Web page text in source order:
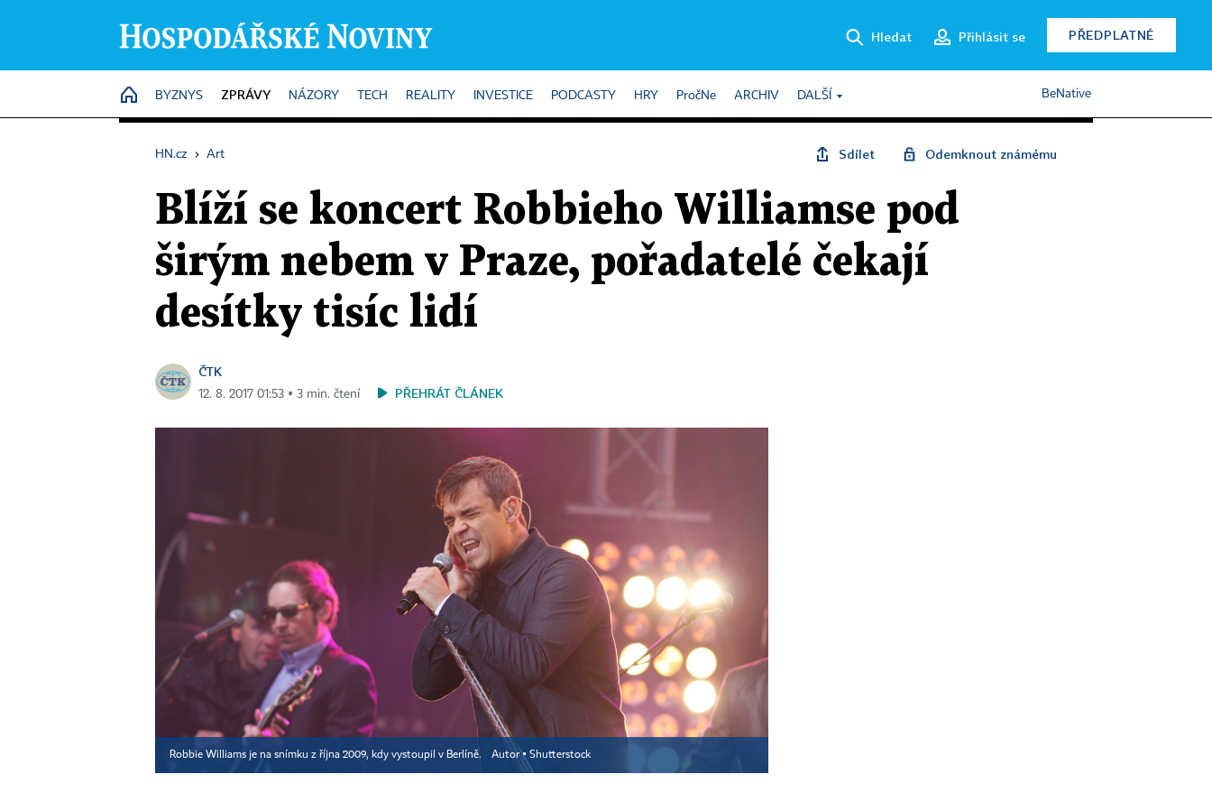
Hledat Přihlásit se PŘEDPLATNÉ
HOME
BYZNYS ZPRÁVY NÁZORY TECH REALITY INVESTICE PODCASTY HRY PročNe ARCHIV DALŠÍ BeNative
HN.cz › Art Sdílet Odemknout známému
Blíží se koncert Robbieho Williamse pod
širým nebem v Praze, pořadatelé čekají
desítky tisíc lidí
ČTK
12. 8. 2017 01:53 ▪ 3 min. čtení PŘEHRÁT ČLÁNEK
Robbie Williams je na snímku z října 2009, kdy vystoupil v Berlíně. Autor ▪ Shutterstock